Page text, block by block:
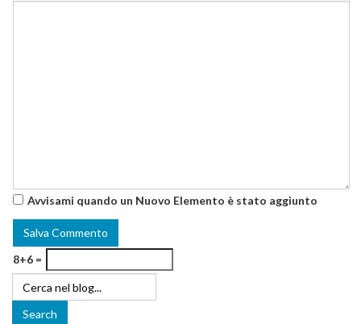
Avvisami quando un Nuovo Elemento è stato aggiunto
8+6 =